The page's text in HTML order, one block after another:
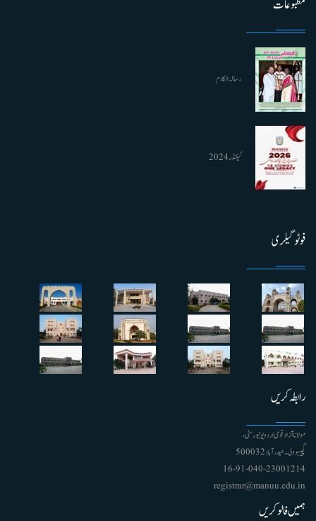
مطبوعات
رسالہ الکلام
کیلنڈر 2024
فوٹو گیلری
رابطہ کریں
مولانا آزاد قومی اردو یونیورسٹی ،
گچیبوولی۔ حیدرآباد 500032
91-040-23001214 - 16
registrar@manuu.edu.in
ہمیں فالو کریں